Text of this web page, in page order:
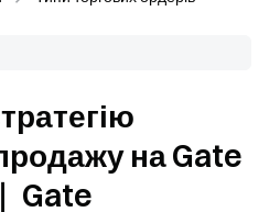
на Gate
Gate